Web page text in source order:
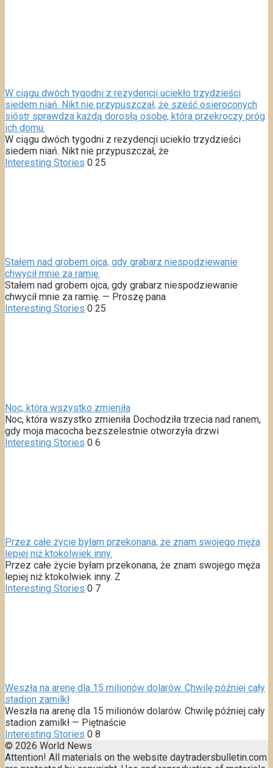
W ciągu dwóch tygodni z rezydencji uciekło trzydzieści
siedem niań. Nikt nie przypuszczał, że sześć osieroconych
sióstr sprawdza każdą dorosłą osobę, która przekroczy próg
ich domu.
W ciągu dwóch tygodni z rezydencji uciekło trzydzieści
siedem niań. Nikt nie przypuszczał, że
Interesting Stories 0 25
Stałem nad grobem ojca, gdy grabarz niespodziewanie
chwycił mnie za ramię.
Stałem nad grobem ojca, gdy grabarz niespodziewanie
chwycił mnie za ramię. — Proszę pana
Interesting Stories 0 25
Noc, która wszystko zmieniła
Noc, która wszystko zmieniła Dochodziła trzecia nad ranem,
gdy moja macocha bezszelestnie otworzyła drzwi
Interesting Stories 0 6
Przez całe życie byłam przekonana, że znam swojego męża
lepiej niż ktokolwiek inny.
Przez całe życie byłam przekonana, że znam swojego męża
lepiej niż ktokolwiek inny. Z
Interesting Stories 0 7
Weszła na arenę dla 15 milionów dolarów. Chwilę później cały
stadion zamilkł
Weszła na arenę dla 15 milionów dolarów. Chwilę później cały
stadion zamilkł — Piętnaście
Interesting Stories 0 8
© 2026 World News
Attention! All materials on the website daytradersbulletin.com